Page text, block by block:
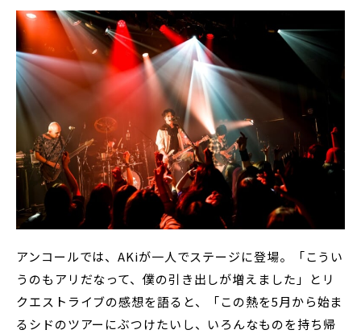
アンコールでは、AKiが一人でステージに登場。「こうい
うのもアリだなって、僕の引き出しが増えました」とリ
クエストライブの感想を語ると、「この熱を5月から始ま
るシドのツアーにぶつけたいし、いろんなものを持ち帰